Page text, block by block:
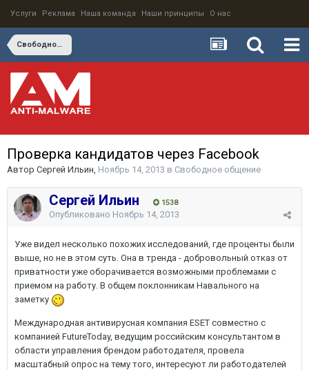
Услуги Реклама Наша команда Наши принципы О нас
Свободное общение
Проверка кандидатов через Facebook
Автор Сергей Ильин, Ноябрь 14, 2013 в Свободное общение
Сергей Ильин 1538
Опубликовано Ноябрь 14, 2013
Уже видел несколько похожих исследований, где проценты были
выше, но не в этом суть. Она в тренда - добровольный отказ от
приватности уже оборачивается возможными проблемами с
приемом на работу. В общем поклонникам Навального на
заметку
Международная антивирусная компания ESET совместно с
компанией FutureToday, ведущим российским консультантом в
области управления брендом работодателя, провела
масштабный опрос на тему того, интересуют ли работодателей